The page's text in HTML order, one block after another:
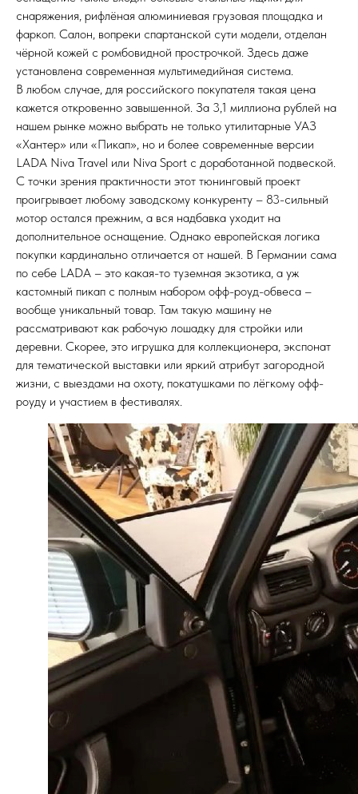
снаряжения, рифлёная алюминиевая грузовая площадка и
фаркоп. Салон, вопреки спартанской сути модели, отделан
чёрной кожей с ромбовидной прострочкой. Здесь даже
установлена современная мультимедийная система.
В любом случае, для российского покупателя такая цена
кажется откровенно завышенной. За 3,1 миллиона рублей на
нашем рынке можно выбрать не только утилитарные УАЗ
«Хантер» или «Пикап», но и более современные версии
LADA Niva Travel или Niva Sport с доработанной подвеской.
С точки зрения практичности этот тюнинговый проект
проигрывает любому заводскому конкуренту – 83-сильный
мотор остался прежним, а вся надбавка уходит на
дополнительное оснащение. Однако европейская логика
покупки кардинально отличается от нашей. В Германии сама
по себе LADA – это какая-то туземная экзотика, а уж
кастомный пикап с полным набором офф-роуд-обвеса –
вообще уникальный товар. Там такую машину не
рассматривают как рабочую лошадку для стройки или
деревни. Скорее, это игрушка для коллекционера, экспонат
для тематической выставки или яркий атрибут загородной
жизни, с выездами на охоту, покатушками по лёгкому офф-
роуду и участием в фестивалях.